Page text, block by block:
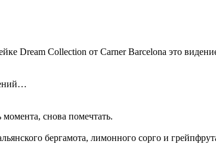
Collection от Carner Barcelona это
снова помечтать.
бергамота, лимонного сорго и